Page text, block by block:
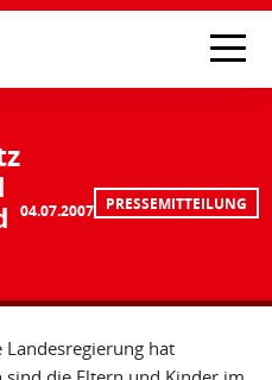
04.07.2007 PRESSEMITTEILUNG
Landesregierung hat